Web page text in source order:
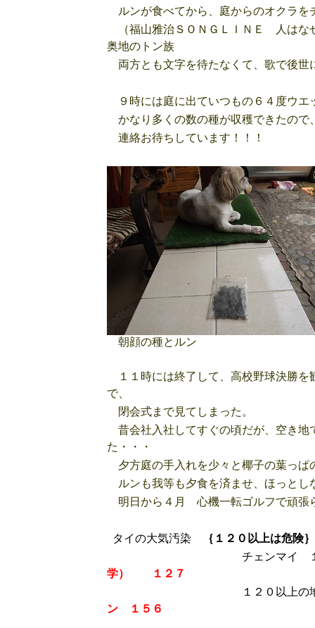
ルンが食べてから、庭からのオクラを
（福山雅治ＳＯＮＧＬＩＮＥ 人はな
奥地のトン族
両方とも文字を待たなくて、歌で後世
９時には庭に出ていつもの６４度ウエ
かなり多くの数の種が収穫できたので
連絡お待ちしています！！！
朝顔の種とルン
１１時には終了して、高校野球決勝を
で、
閉会式まで見てしまった。
昔会社入社してすぐの頃だが、空き地
た・・・
夕方庭の手入れを少々と椰子の葉っぱ
ルンも我等も夕食を済ませ、ほっとし
明日から４月 心機一転ゴルフで頑張
タイの大気汚染
｛１２０以上は危険｝
チェンマイ １９
学）
１２７
１２０以上の地区
ン １５６